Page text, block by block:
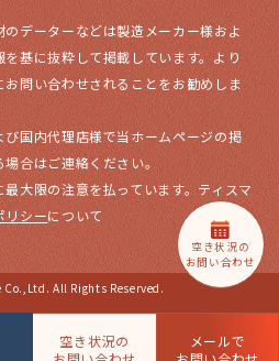
空き状況の
お問い合わせ
データーなどは製造メーカー様およ
基に抜粋して掲載しています。より
問い合わせされることをお勧めしま
国内代理店様で当ホームページの掲
合はご連絡ください。
大限の注意を払っています。ティスマ
リシーについて
All Rights Reserved.
空き状況の
メールで